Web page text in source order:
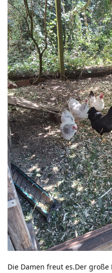
Die Damen freut es.Der